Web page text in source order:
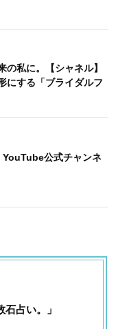
の私に。【シャネル】
にする「ブライダルフ
YouTube公式チャンネ
占い。」